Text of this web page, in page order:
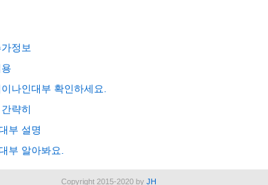
정보
나인대부 확인하세요.
략히
부 설명
부 알아봐요.
Copyright 2015-2020 by JH